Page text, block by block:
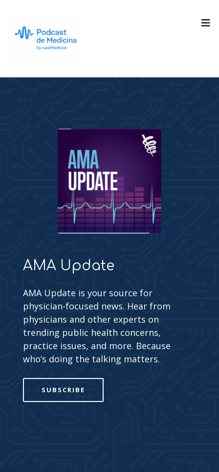
AMA Update
AMA Update is your source for
physician-focused news. Hear from
physicians and other experts on
trending public health concerns,
practice issues, and more. Because
who’s doing the talking matters.
SUBSCRIBE